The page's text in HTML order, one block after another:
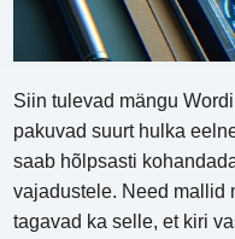
Siin tulevad mängu
pakuvad suurt hulka
saab hõlpsasti
vajadustele. Need mallid
tagavad ka selle, et kiri